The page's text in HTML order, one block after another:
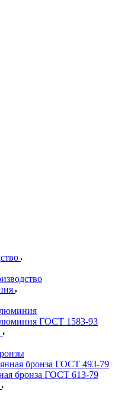
ГОСТ 1583-93
бронза ГОСТ 493-79
бронза ГОСТ 613-79